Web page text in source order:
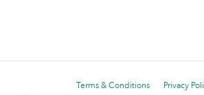
Terms & Conditions
Privacy